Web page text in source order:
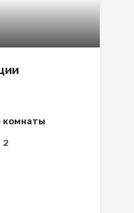
комнаты
2